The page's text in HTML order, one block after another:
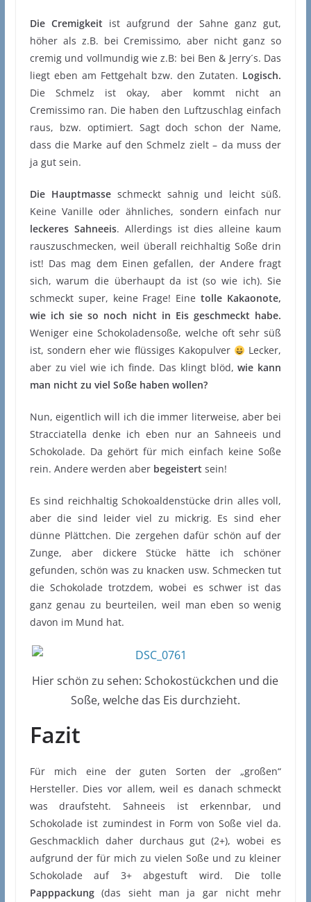
Die Cremigkeit ist aufgrund der Sahne ganz gut,
höher als z.B. bei Cremissimo, aber nicht ganz so
cremig und vollmundig wie z.B: bei Ben & Jerry´s. Das
liegt eben am Fettgehalt bzw. den Zutaten. Logisch.
Die Schmelz ist okay, aber kommt nicht an
Cremissimo ran. Die haben den Luftzuschlag einfach
raus, bzw. optimiert. Sagt doch schon der Name,
dass die Marke auf den Schmelz zielt – da muss der
ja gut sein.
Die Hauptmasseschmeckt sahnig und leicht süß.
Keine Vanille oder ähnliches, sondern einfach nur
leckeres Sahneeis. Allerdings ist dies alleine kaum
rauszuschmecken, weil überall reichhaltig Soße drin
ist! Das mag dem Einen gefallen, der Andere fragt
sich, warum die überhaupt da ist (so wie ich). Sie
schmeckt super, keine Frage! Einetolle Kakaonote,
wie ich sie so noch nicht in Eis geschmeckt habe.
Weniger eine Schokoladensoße, welche oft sehr süß
ist, sondern eher wie flüssiges Kakopulver
Lecker,
aber zu viel wie ich finde. Das klingt blöd,wie kann
man nicht zu viel Soße haben wollen?
Nun, eigentlich will ich die immer literweise, aber bei
Stracciatella denke ich eben nur an Sahneeis und
Schokolade. Da gehört für mich einfach keine Soße
rein. Andere werden aber begeistert sein!
Es sind reichhaltig Schokoaldenstücke drin alles voll,
aber die sind leider viel zu mickrig. Es sind eher
dünne Plättchen. Die zergehen dafür schön auf der
Zunge, aber dickere Stücke hätte ich schöner
gefunden, schön was zu knacken usw. Schmecken tut
die Schokolade trotzdem, wobei es schwer ist das
ganz genau zu beurteilen, weil man eben so wenig
davon im Mund hat.
Hier schön zu sehen: Schokostückchen und die
Soße, welche das Eis durchzieht.
Fazit
Für mich eine der guten Sorten der „großen“
Hersteller. Dies vor allem, weil es danach schmeckt
was draufsteht. Sahneeis ist erkennbar, und
Schokolade ist zumindest in Form von Soße viel da.
Geschmacklich daher durchaus gut (2+), wobei es
aufgrund der für mich zu vielen Soße und zu kleiner
Schokolade auf 3+ abgestuft wird. Die tolle
Papppackung(das sieht man ja gar nicht mehr